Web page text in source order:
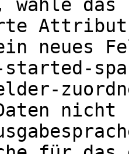
das
Attribut
neues